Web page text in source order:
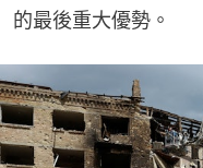
的最後重大優勢。